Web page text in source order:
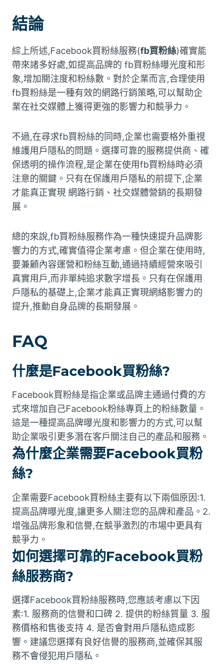
結論
綜上所述,Facebook買粉絲服務(fb買粉絲)確實能
帶來諸多好處,如提高品牌的 fb買粉絲曝光度和形
象,增加關注度和粉絲數。對於企業而言,合理使用
fb買粉絲是一種有效的網路行銷策略,可以幫助企
業在社交媒體上獲得更強的影響力和競爭力。
不過,在尋求fb買粉絲的同時,企業也需要格外重視
維護用戶隱私的問題。選擇可靠的服務提供商、確
保透明的操作流程,是企業在使用fb買粉絲時必須
注意的關鍵。只有在保護用戶隱私的前提下,企業
才能真正實現 網路行銷、社交媒體營銷的長期發
展。
總的來說,fb買粉絲服務作為一種快速提升品牌影
響力的方式,確實值得企業考慮。但企業在使用時,
要兼顧內容運營和粉絲互動,通過持續經營來吸引
真實用戶,而非單純追求數字增長。只有在保護用
戶隱私的基礎上,企業才能真正實現網絡影響力的
提升,推動自身品牌的長期發展。
FAQ
什麼是Facebook買粉絲?
Facebook買粉絲是指企業或品牌主通過付費的方
式來增加自己Facebook粉絲專頁上的粉絲數量。
這是一種提高品牌曝光度和影響力的方式,可以幫
助企業吸引更多潛在客戶關注自己的產品和服務。
為什麼企業需要Facebook買粉
絲?
企業需要Facebook買粉絲主要有以下兩個原因:1.
提高品牌曝光度,讓更多人關注您的品牌和產品。2.
增強品牌形象和信譽,在競爭激烈的市場中更具有
競爭力。
如何選擇可靠的Facebook買粉
絲服務商?
選擇Facebook買粉絲服務時,您應該考慮以下因
素:1. 服務商的信譽和口碑 2. 提供的粉絲質量 3. 服
務價格和售後支持 4. 是否會對用戶隱私造成影
響。建議您選擇有良好信譽的服務商,並確保其服
務不會侵犯用戶隱私。